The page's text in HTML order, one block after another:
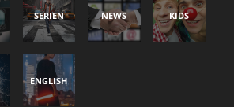
SERIEN NEWS KIDS
ENGLISH